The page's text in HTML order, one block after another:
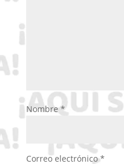
Nombre*
Correo electrónico*